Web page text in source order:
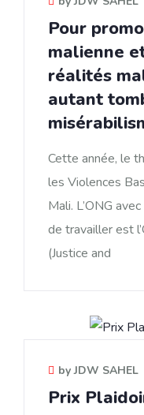
Pour
malienne
réalités
autant
Cette année, le
les Violences
Mali. L’ONG
de travailler est
(Justice and
by JDW SAHEL
Prix